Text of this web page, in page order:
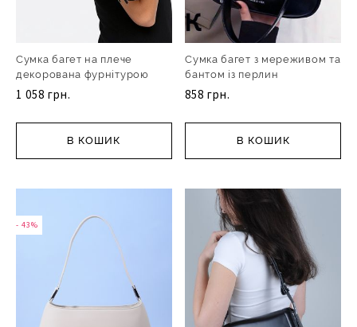
Сумка багет на плече
декорована фурнітурою
1 058 грн.
В КОШИК
Сумка багет з мереживом та
бантом із перлин
858 грн.
В КОШИК
- 43%
- 43%